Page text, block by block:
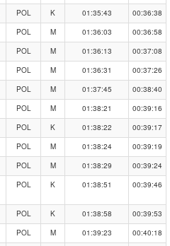
POL K 01:35:43
00:36:38
POL M 01:36:03
00:36:58
POL M 01:36:13
00:37:08
POL M 01:36:31
00:37:26
POL M 01:37:45
00:38:40
POL M 01:38:21
00:39:16
POL K 01:38:22
00:39:17
POL M 01:38:24
00:39:19
POL M 01:38:29
00:39:24
POL K 01:38:51 00:39:46
POL K 01:38:58
00:39:53
POL M 01:39:23
00:40:18